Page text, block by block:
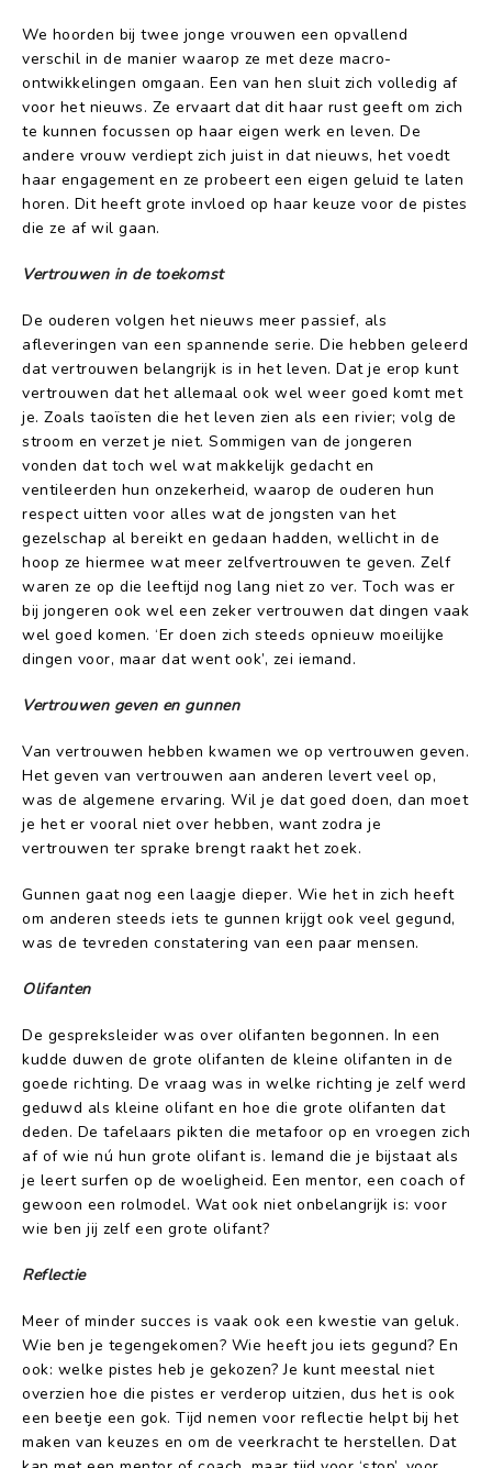
We hoorden bij twee jonge vrouwen een opvallend
verschil in de manier waarop ze met deze macro-
ontwikkelingen omgaan. Een van hen sluit zich volledig af
voor het nieuws. Ze ervaart dat dit haar rust geeft om zich
te kunnen focussen op haar eigen werk en leven. De
andere vrouw verdiept zich juist in dat nieuws, het voedt
haar engagement en ze probeert een eigen geluid te laten
horen. Dit heeft grote invloed op haar keuze voor de pistes
die ze af wil gaan.
Vertrouwen in de toekomst
De ouderen volgen het nieuws meer passief, als
afleveringen van een spannende serie. Die hebben geleerd
dat vertrouwen belangrijk is in het leven. Dat je erop kunt
vertrouwen dat het allemaal ook wel weer goed komt met
je. Zoals taoïsten die het leven zien als een rivier; volg de
stroom en verzet je niet. Sommigen van de jongeren
vonden dat toch wel wat makkelijk gedacht en
ventileerden hun onzekerheid, waarop de ouderen hun
respect uitten voor alles wat de jongsten van het
gezelschap al bereikt en gedaan hadden, wellicht in de
hoop ze hiermee wat meer zelfvertrouwen te geven. Zelf
waren ze op die leeftijd nog lang niet zo ver. Toch was er
bij jongeren ook wel een zeker vertrouwen dat dingen vaak
wel goed komen. ‘Er doen zich steeds opnieuw moeilijke
dingen voor, maar dat went ook’, zei iemand.
Vertrouwen geven en gunnen
Van vertrouwen hebben kwamen we op vertrouwen geven.
Het geven van vertrouwen aan anderen levert veel op,
was de algemene ervaring. Wil je dat goed doen, dan moet
je het er vooral niet over hebben, want zodra je
vertrouwen ter sprake brengt raakt het zoek.
Gunnen gaat nog een laagje dieper. Wie het in zich heeft
om anderen steeds iets te gunnen krijgt ook veel gegund,
was de tevreden constatering van een paar mensen.
Olifanten
De gespreksleider was over olifanten begonnen. In een
kudde duwen de grote olifanten de kleine olifanten in de
goede richting. De vraag was in welke richting je zelf werd
geduwd als kleine olifant en hoe die grote olifanten dat
deden. De tafelaars pikten die metafoor op en vroegen zich
af of wie nú hun grote olifant is. Iemand die je bijstaat als
je leert surfen op de woeligheid. Een mentor, een coach of
gewoon een rolmodel. Wat ook niet onbelangrijk is: voor
wie ben jij zelf een grote olifant?
Reflectie
Meer of minder succes is vaak ook een kwestie van geluk.
Wie ben je tegengekomen? Wie heeft jou iets gegund? En
ook: welke pistes heb je gekozen? Je kunt meestal niet
overzien hoe die pistes er verderop uitzien, dus het is ook
een beetje een gok. Tijd nemen voor reflectie helpt bij het
maken van keuzes en om de veerkracht te herstellen. Dat